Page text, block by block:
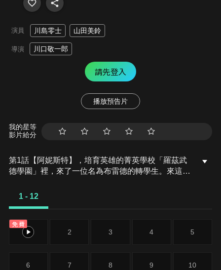
演員 川島零士 山田美鈴
導演 川口敬一郎
請先登入
播放預告片
我的星等
影片給分
第1話【阿妮斯特】，培育英雄的菁英學校「羅茲武
德學園」裡，來了一位名為布雷德的轉學生。來這裡
女帝阿妮斯特盯上。但是，他以壓倒性的戰鬥力讓四
1 - 12
免費
1 2 3 4 5
6 7 8 9 10